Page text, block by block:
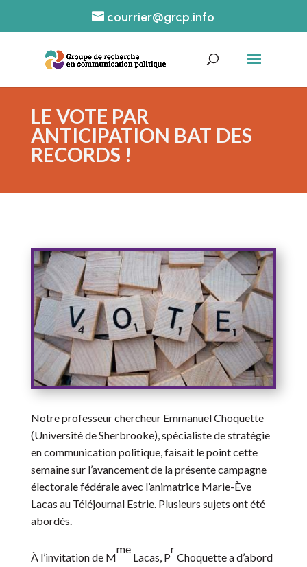
courrier@grcp.info
LE VOTE PAR
ANTICIPATION BAT DES
RECORDS !
Notre professeur chercheur Emmanuel Choquette
(Université de Sherbrooke), spécialiste de stratégie
en communication politique, faisait le point cette
semaine sur l’avancement de la présente campagne
électorale fédérale avec l’animatrice Marie-Ève
Lacas au Téléjournal Estrie. Plusieurs sujets ont été
abordés.
À l’invitation de M
me
Lacas, P
r
Choquette a d’abord